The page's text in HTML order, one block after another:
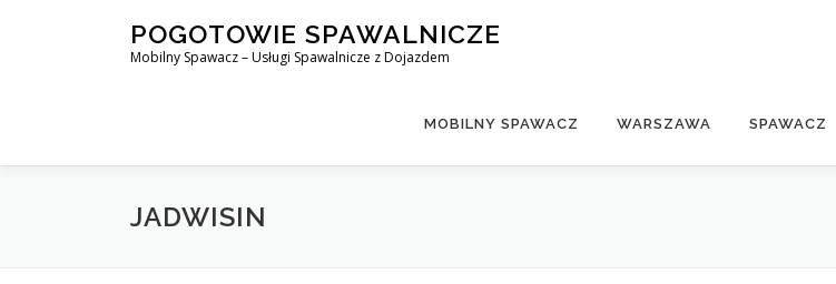
POGOTOWIE SPAWALNICZE
Mobilny Spawacz – Usługi Spawalnicze z Dojazdem
MOBILNY SPAWACZ WARSZAWA SPAWACZ
JADWISIN